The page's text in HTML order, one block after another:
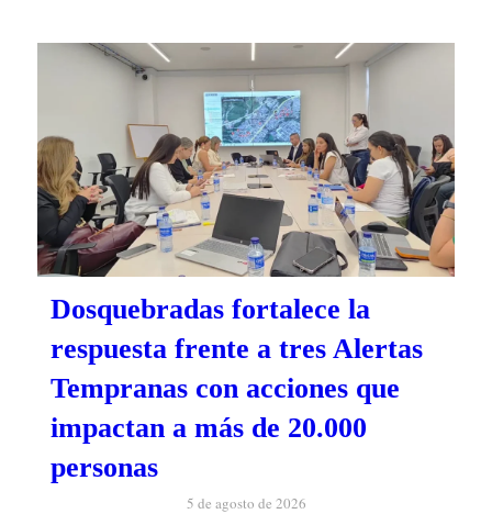
Dosquebradas fortalece la
respuesta frente a tres Alertas
Tempranas con acciones que
impactan a más de 20.000
personas
5 de agosto de 2026